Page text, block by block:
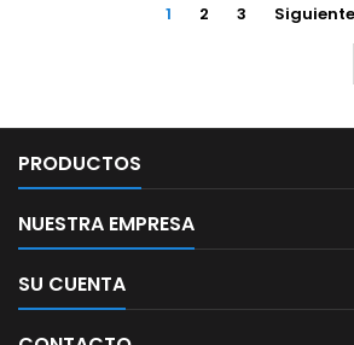
1 2 3 Siguiente
PRODUCTOS
NUESTRA EMPRESA
SU CUENTA